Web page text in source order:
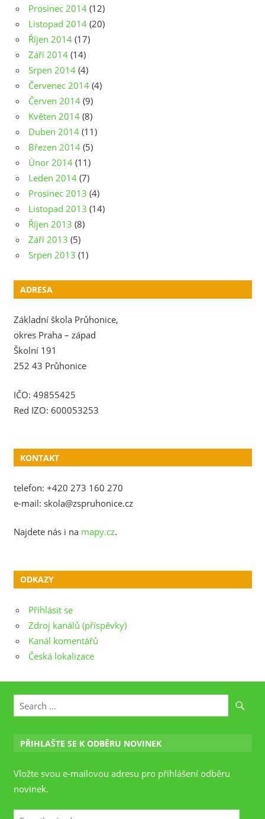
Prosinec 2014 (12)
Listopad 2014 (20)
Říjen 2014 (17)
Září 2014 (14)
Srpen 2014 (4)
Červenec 2014 (4)
Červen 2014 (9)
Květen 2014 (8)
Duben 2014 (11)
Březen 2014 (5)
Únor 2014 (11)
Leden 2014 (7)
Prosinec 2013 (4)
Listopad 2013 (14)
Říjen 2013 (8)
Září 2013 (5)
Srpen 2013 (1)
ADRESA
Základní škola Průhonice,
okres Praha – západ
Školní 191
252 43 Průhonice
IČO: 49855425
Red IZO: 600053253
KONTAKT
telefon: +420 273 160 270
e-mail: skola@zspruhonice.cz
Najdete nás i na mapy.cz.
ODKAZY
Přihlásit se
Zdroj kanálů (příspěvky)
Kanál komentářů
Česká lokalizace
PŘIHLAŠTE SE K ODBĚRU NOVINEK
Vložte svou e-mailovou adresu pro přihlášení odběru
novinek.